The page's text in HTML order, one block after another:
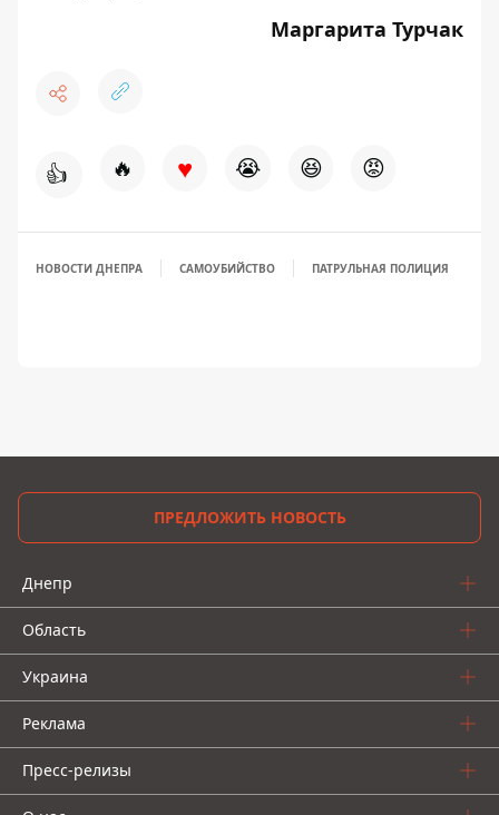
Маргарита Турчак
👍 🔥 ♥ 😭 😆 😡
НОВОСТИ ДНЕПРА САМОУБИЙСТВО ПАТРУЛЬНАЯ ПОЛИЦИЯ
ПРЕДЛОЖИТЬ НОВОСТЬ
Днепр
Область
Украина
Реклама
Пресс-релизы